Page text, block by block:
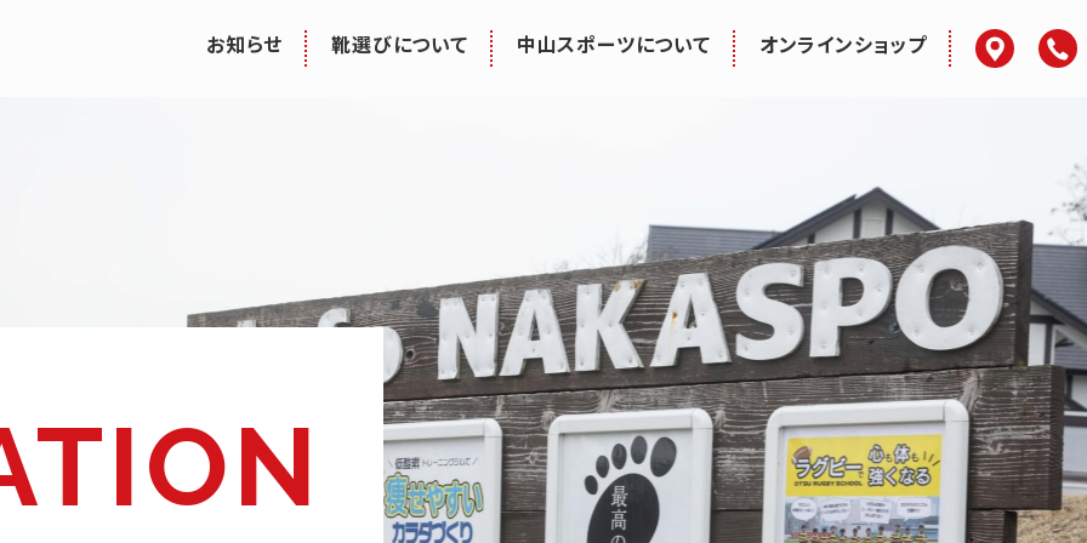
お知らせ 靴選びについて 中山スポーツについて オンラインショップ アクセス電話